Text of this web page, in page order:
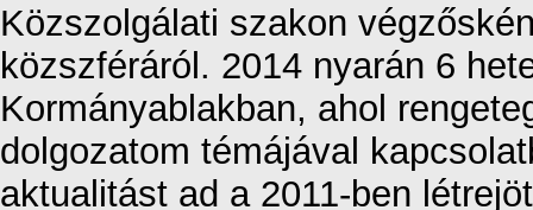
Közszolgálati szakon
közszféráról. 2014 nyarán 6
Kormányablakban, ahol
dolgozatom témájával
aktualitást ad a 2011-ben